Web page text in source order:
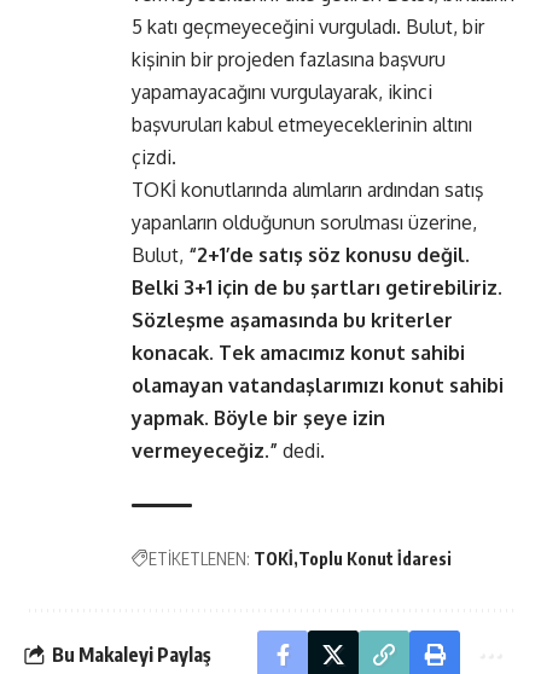
5 katı geçmeyeceğini vurguladı. Bulut, bir
kişinin bir projeden fazlasına başvuru
yapamayacağını vurgulayarak, ikinci
başvuruları kabul etmeyeceklerinin altını
çizdi.
TOKİ konutlarında alımların ardından satış
yapanların olduğunun sorulması üzerine,
Bulut, “2+1’de satış söz konusu değil.
Belki 3+1 için de bu şartları getirebiliriz.
Sözleşme aşamasında bu kriterler
konacak. Tek amacımız konut sahibi
olamayan vatandaşlarımızı konut sahibi
yapmak. Böyle bir şeye izin
vermeyeceğiz.” dedi.
ETİKETLENEN: TOKİ Toplu Konut İdaresi
Bu Makaleyi Paylaş